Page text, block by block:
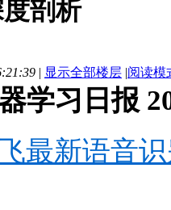
剖析
| 显示全部楼层 |阅读模
学习日报
最新语音